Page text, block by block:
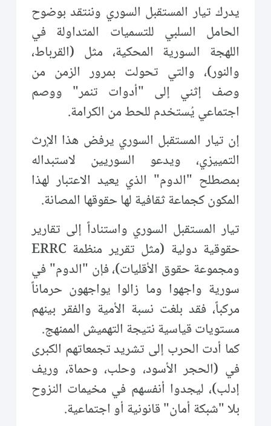
يدرك تيار المستقبل السوري وننتقد بوضوح
الحامل السلبي للتسميات المتداولة في
اللهجة السورية المحكية، مثل (القرباط،
والنور)، والتي تحولت بمرور الزمن من
وصف إثني إلى "أدوات تنمر" ووصم
اجتماعي يُستخدم للحط من الكرامة.
إن تيار المستقبل السوري يرفض هذا الإرث
التمييزي، ويدعو السوريين لاستبداله
بمصطلح "الدوم" الذي يعيد الاعتبار لهذا
المكون كجماعة ثقافية لها حقوقها المصانة.
تيار المستقبل السوري واستناداً إلى تقارير
حقوقية دولية (مثل تقرير منظمة ERRC
ومجموعة حقوق الأقليات)، فإن "الدوم" في
سورية واجهوا وما زالوا يواجهون حرماناً
مركباً، فقد بلغت نسبة الأمية والفقر بينهم
مستويات قياسية نتيجة التهميش الممنهج.
كما أدت الحرب إلى تشريد تجمعاتهم الكبرى
في (الحجر الأسود، وحلب، وحماة، وريف
إدلب)، ليجدوا أنفسهم في مخيمات النزوح
بلا "شبكة أمان" قانونية أو اجتماعية.